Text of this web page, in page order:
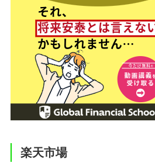
楽天市場